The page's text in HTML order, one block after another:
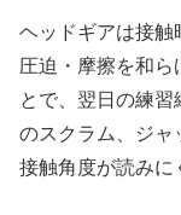
ヘッドギアは接触
圧迫・摩擦を和ら
とで、翌日の練
のスクラム、ジャ
接触角度が読みに